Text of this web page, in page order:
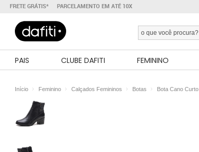
FRETE GRÁTIS* PARCELAMENTO EM ATÉ 10X
PAIS CLUBE DAFITI FEMININO
Início Feminino Calçados Femininos Botas Bota Cano Curto